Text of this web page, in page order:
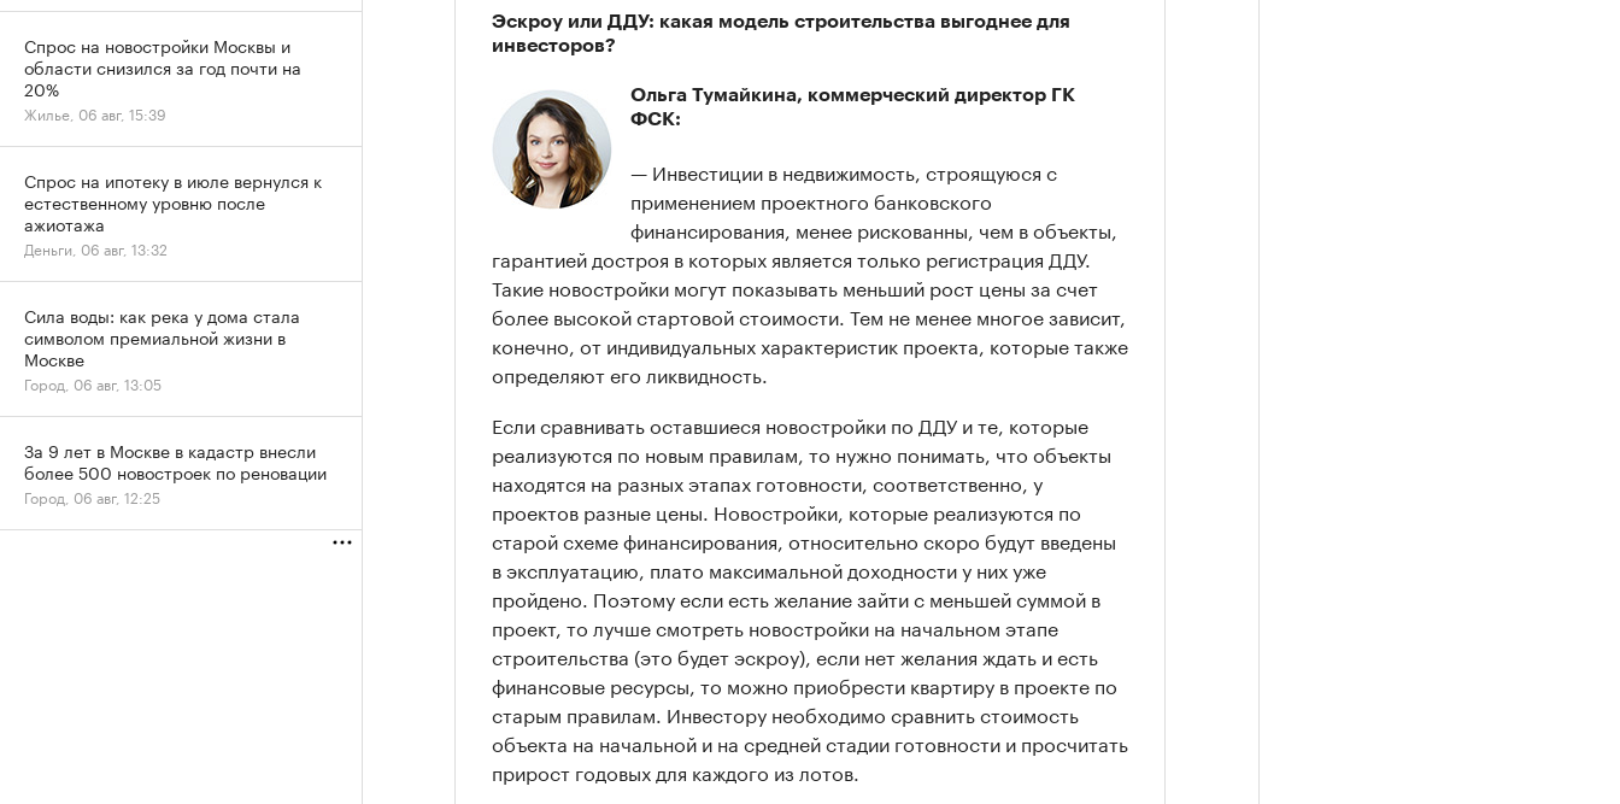
Эскроу или ДДУ: какая модель строительства выгоднее для
инвесторов?
Ольга Тумайкина, коммерческий директор ГК
ФСК:
— Инвестиции в недвижимость, строящуюся с
применением проектного банковского
финансирования, менее рискованны, чем в объекты,
гарантией достроя в которых является только регистрация ДДУ.
Такие новостройки могут показывать меньший рост цены за счет
более высокой стартовой стоимости. Тем не менее многое зависит,
конечно, от индивидуальных характеристик проекта, которые также
определяют его ликвидность.
Если сравнивать оставшиеся новостройки по ДДУ и те, которые
реализуются по новым правилам, то нужно понимать, что объекты
находятся на разных этапах готовности, соответственно, у
проектов разные цены. Новостройки, которые реализуются по
старой схеме финансирования, относительно скоро будут введены
в эксплуатацию, плато максимальной доходности у них уже
пройдено. Поэтому если есть желание зайти с меньшей суммой в
проект, то лучше смотреть новостройки на начальном этапе
строительства (это будет эскроу), если нет желания ждать и есть
финансовые ресурсы, то можно приобрести квартиру в проекте по
старым правилам. Инвестору необходимо сравнить стоимость
объекта на начальной и на средней стадии готовности и просчитать
прирост годовых для каждого из лотов.
Спрос на новостройки Москвы и
области снизился за год почти на
20%
Жилье, 06 авг, 15:39
Спрос на ипотеку в июле вернулся к
естественному уровню после
ажиотажа
Деньги, 06 авг, 13:32
Сила воды: как река у дома стала
символом премиальной жизни в
Москве
Город, 06 авг, 13:05
За 9 лет в Москве в кадастр внесли
более 500 новостроек по реновации
Город, 06 авг, 12:25